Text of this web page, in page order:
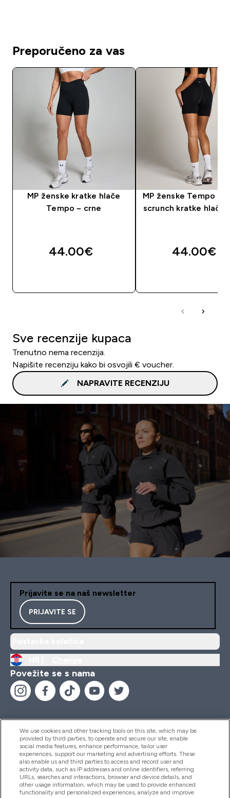
Preporučeno za vas
MP ženske kratke hlače
Tempo – crne
44.00€‎
MP ženske Tempo
scrunch kratke hlače
44.00€‎
Sve recenzije kupaca
Trenutno nema recenzija.
Napišite recenziju kako bi osvojili € voucher.
NAPRAVITE RECENZIJU
Prijavite se na naš newsletter
PRIJAVITE SE
Povežite se s nama
Pomoć I Informacije
Proizvodi
We use cookies and other tracking tools on this site, which may be
provided by third parties, to operate and secure our site, enable
social media features, enhance performance, tailor user
experiences, support our marketing and advertising efforts. These
also enable us and third parties to access and record user and
activity data, such as IP addresses and online identifiers, referring
URLs, searches and interactions, browser and device details, and
other usage information, which may be used to provide enhanced
functionality and personalized experiences, analyze and improve